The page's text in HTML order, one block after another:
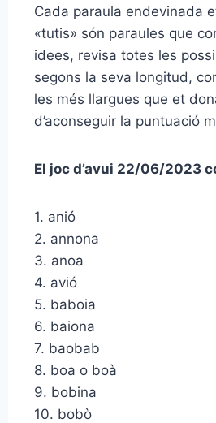
Cada paraula endevinada
«tutis» són paraules que
idees, revisa totes les
segons la seva longitud,
les més llargues que et
d’aconseguir la puntuació
El joc d’avui 22/06/2023
1. anió
2. annona
3. anoa
4. avió
5. baboia
6. baiona
7. baobab
8. boa o boà
9. bobina
10. bobò